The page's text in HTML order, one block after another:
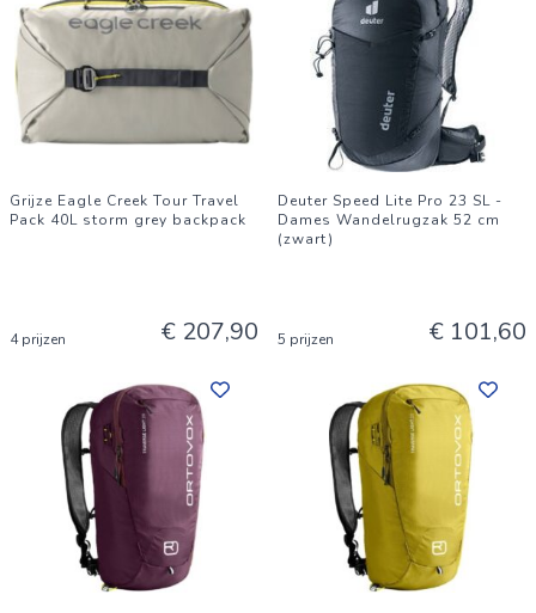
Grijze Eagle Creek Tour Travel
Pack 40L storm grey backpack
4 prijzen € 207,90
Deuter Speed Lite Pro 23 SL -
Dames Wandelrugzak 52 cm
(zwart)
5 prijzen € 101,60